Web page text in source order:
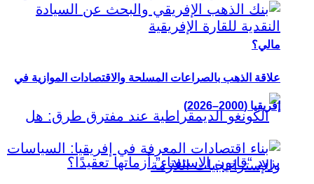
مالي؟
علاقة الذهب بالصراعات المسلحة والاقتصادات الموازية في
إفريقيا (2000–2026)